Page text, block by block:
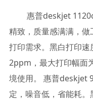
惠普deskjet
精致，质量感满满，
打印需求。黑白打印
2ppm，最大打印幅面
境使用。 惠普deskjet
定，噪音低，省能耗